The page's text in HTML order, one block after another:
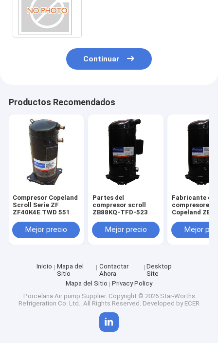
Continuar
Productos Recomendados
Compresor Copeland
Scroll Serie ZF
ZF40K4E TWD 551
Mejor precio
Partes del
compresor scroll
ZB88KQ-TFD-523
Mejor precio
Fabricante de
compresores
Copeland
Mejor
Inicio
Mapa del
Sitio
Contactar
Ahora
Desktop
Site
Mapa del Sitio
Privacy Policy
Porcelana Air pump Supplier. Copyright © 2026 Star-Worths
Refrigeration Co. Ltd.. All Rights Reserved. Developed by ECER